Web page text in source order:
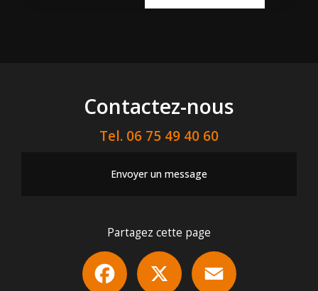
Contactez-nous
Tel. 06 75 49 40 60
Envoyer un message
Partagez cette page
Facebook